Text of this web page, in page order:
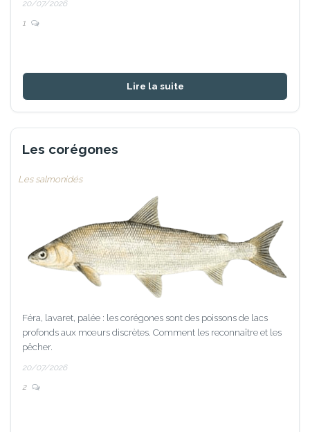
20/07/2026
1
Lire la suite
Les corégones
Les salmonidés
Féra, lavaret, palée : les corégones sont des poissons de lacs
profonds aux mœurs discrètes. Comment les reconnaître et les
pêcher.
20/07/2026
2